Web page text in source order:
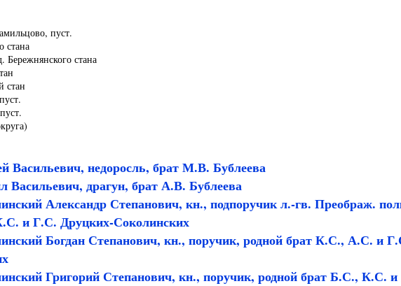
пуст.
стана
Бережнянского стана
стан
Васильевич, недоросль, брат М.В. Бублеева
Васильевич, драгун, брат А.В. Бублеева
Александр Степанович, кн., подпоручик л.-гв. Преображ.
и Г.С. Друцких-Соколинских
Богдан Степанович, кн., поручик, родной брат К.С., А.С. и
Григорий Степанович, кн., поручик, родной брат Б.С., К.С.